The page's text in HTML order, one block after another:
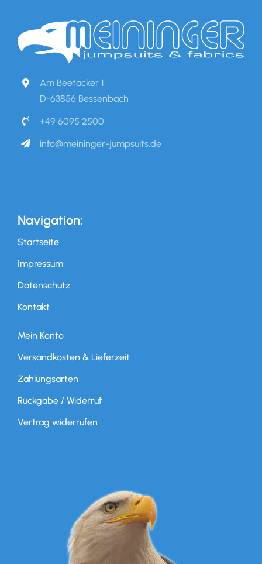
Am Beetacker 1
D-63856 Bessenbach
+49 6095 2500
info@meininger-jumpsuits.de
Navigation:
Startseite
Impressum
Datenschutz
Kontakt
Mein Konto
Versandkosten & Lieferzeit
Zahlungsarten
Rückgabe / Widerruf
Vertrag widerrufen